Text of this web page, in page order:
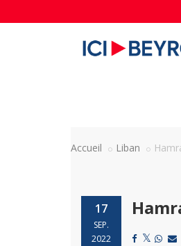
Accueil Liban
17
SEP.
2022